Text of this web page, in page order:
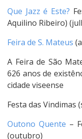
Que Jazz é Este?
Aquilino Ribeiro)
Feira de S. Mateus
A Feira de São
626 anos de
cidade viseense
Festa das Vindimas
Outono Quente –
(outubro)